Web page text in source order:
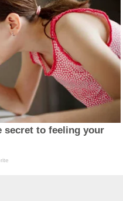
secret to feeling your